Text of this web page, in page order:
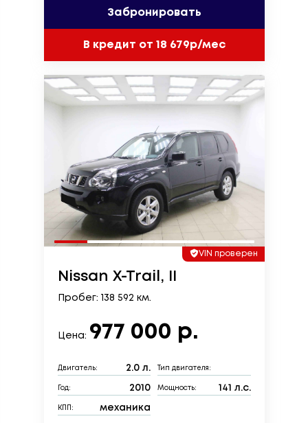
Забронировать
В кредит от 18 679р/мес
VIN проверен
Nissan X-Trail, II
Пробег: 138 592 км.
Цена: 977 000 р.
Двигатель: 2.0 л. Тип двигателя:
Год: 2010 Мощность: 141 л.с.
КПП: механика